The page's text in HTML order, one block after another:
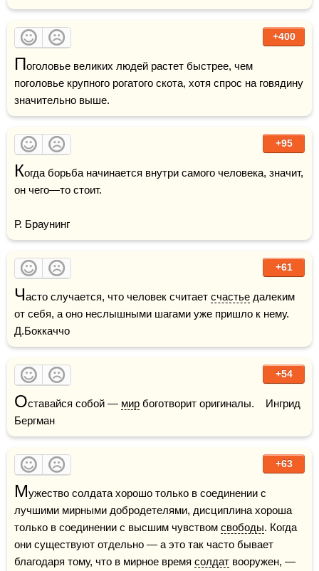
+400
Поголовье великих людей растет быстрее, чем
поголовье крупного рогатого скота, хотя спрос на говядину
значительно выше.
+95
Когда борьба начинается внутри самого человека, значит,
он чего—то стоит.
Р. Браунинг
+61
Часто случается, что человек считает счастье далеким
от себя, а оно неслышными шагами уже пришло к нему.
Д.Боккаччо
+54
Оставайся собой — мир боготворит оригиналы.    Ингрид
Бергман
+63
Мужество солдата хорошо только в соединении с
лучшими мирными добродетелями, дисциплина хороша
только в соединении с высшим чувством свободы. Когда
они существуют отдельно — а это так часто бывает
благодаря тому, что в мирное время солдат вооружен, —